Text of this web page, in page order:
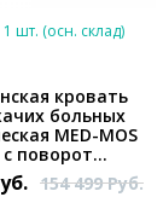
*}
шт. (осн. склад)
кровать
больных
MED-MOS
с поворот...
154 499Руб.